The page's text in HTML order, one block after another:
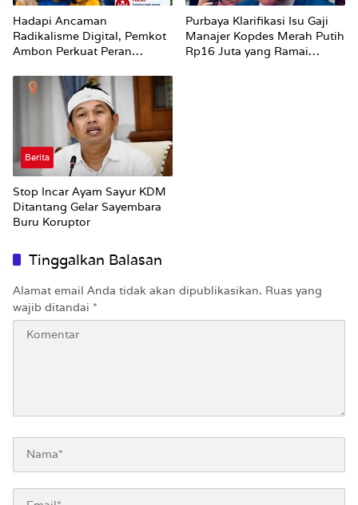
Hadapi Ancaman
Radikalisme Digital, Pemkot
Ambon Perkuat Peran
Purbaya Klarifikasi Isu Gaji
Manajer Kopdes Merah Putih
Rp16 Juta yang Ramai
Berita
Stop Incar Ayam Sayur KDM
Ditantang Gelar Sayembara
Buru Koruptor
Tinggalkan Balasan
Alamat email Anda tidak akan dipublikasikan. Ruas yang
wajib ditandai *